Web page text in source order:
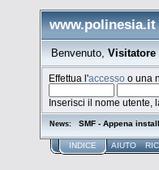
www.polinesia.it
Benvenuto, Visitatore
Effettua l'accesso o una
Inserisci il nome utente,
News: SMF - Appena
INDICE AIUTO